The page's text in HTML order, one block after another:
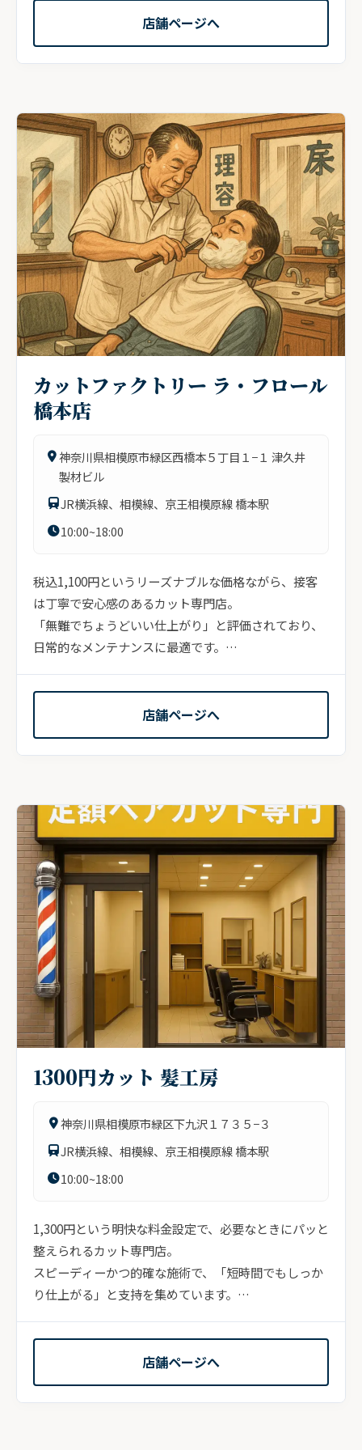
店舗ページへ
カットファクトリー ラ・フロール
橋本店
神奈川県相模原市緑区西橋本５丁目１−１ 津久井
製材ビル
JR横浜線、相模線、京王相模原線 橋本駅
10:00~18:00
税込1,100円というリーズナブルな価格ながら、接客
は丁寧で安心感のあるカット専門店。
「無難でちょうどいい仕上がり」と評価されており、
日常的なメンテナンスに最適です。
店内はスタッフが1人の日も多く...
店舗ページへ
1300円カット 髪工房
神奈川県相模原市緑区下九沢１７３５−３
JR横浜線、相模線、京王相模原線 橋本駅
10:00~18:00
1,300円という明快な料金設定で、必要なときにパッと
整えられるカット専門店。
スピーディーかつ的確な施術で、「短時間でもしっか
り仕上がる」と支持を集めています。
派手さはなくても、ベーシックなスタイ...
店舗ページへ